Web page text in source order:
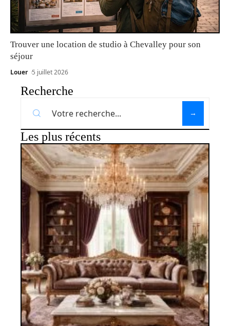
Trouver une location de studio à Chevalley pour son
séjour
Louer 5 juillet 2026
Recherche
Les plus récents